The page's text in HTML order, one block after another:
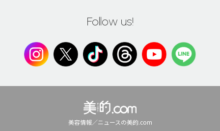
Follow us!
美容情報／ニュースの美的.com